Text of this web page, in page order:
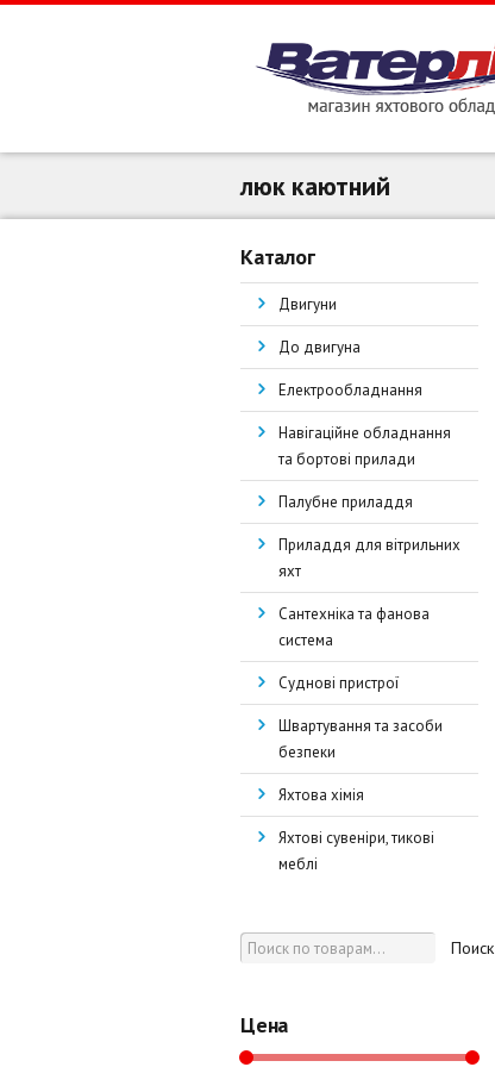
люк каютний
Каталог
Двигуни
До двигуна
Електрообладнання
Навігаційне обладнання
та бортові прилади
Палубне приладдя
Приладдя для вітрильних
яхт
Сантехніка та фанова
система
Суднові пристрої
Швартування та засоби
безпеки
Яхтова хімія
Яхтові сувеніри, тикові
меблі
Поиск
Цена